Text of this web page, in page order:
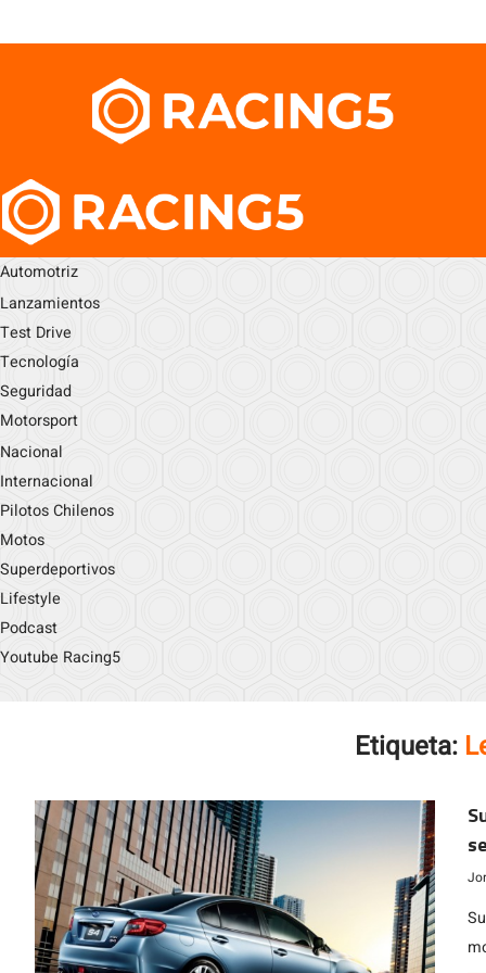
Automotriz
Lanzamientos
Test Drive
Tecnología
Seguridad
Motorsport
Nacional
Internacional
Pilotos Chilenos
Motos
Superdeportivos
Lifestyle
Podcast
Youtube Racing5
Etiqueta: